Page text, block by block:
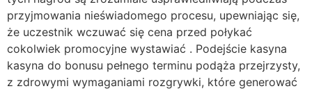
przyjmowania nieświadomego procesu, upewniając się,
że uczestnik wczuwać się cena przed połykać
cokolwiek promocyjne wystawiać . Podejście kasyna
kasyna do bonusu pełnego terminu podąża przejrzysty,
z zdrowymi wymaganiami rozgrywki, które generować